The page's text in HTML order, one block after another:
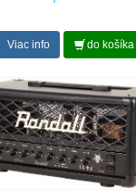
Viac info do košíka